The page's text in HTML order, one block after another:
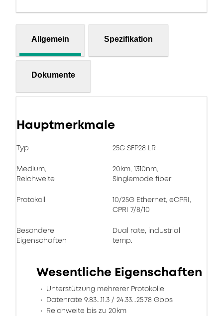
Allgemein Spezifikation
Dokumente
Hauptmerkmale
Typ 25G SFP28 LR
Medium,
Reichweite
20km, 1310nm,
Singlemode fiber
Protokoll
10/25G Ethernet, eCPRI,
CPRI 7/8/10
Besondere
Eigenschaften
Dual rate, industrial
temp.
Wesentliche Eigenschaften
Unterstützung mehrerer Protokolle
Datenrate 9.83...11.3 / 24.33...25.78 Gbps
Reichweite bis zu 20km